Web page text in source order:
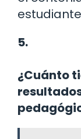
5.
¿Cuánto